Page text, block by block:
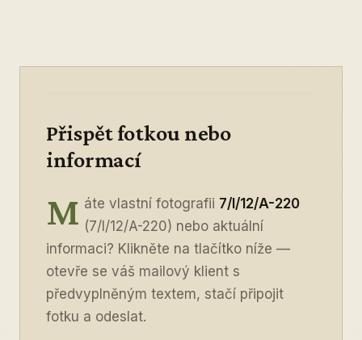
Přispět fotkou nebo
informací
M áte vlastní fotografii 7/I/12/A-220
(7/I/12/A-220) nebo aktuální
informaci? Klikněte na tlačítko níže —
otevře se váš mailový klient s
předvyplněným textem, stačí připojit
fotku a odeslat.